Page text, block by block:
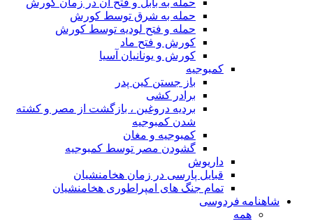
حمله به بابل و فتح آن در زمان کورش
حمله به شرق توسط کورش
حمله و فتح لودیه توسط کورش
کورش و فتح ماد
کورش و یونانیان آسیا
کمبوجیه
باز جستن کین پدر
برادر کشی
بردیه دروغین ، بازگشت از مصر و کشته
شدن کمبوجیه
کمبوجیه و مغان
گشودن مصر توسط کمبوجیه
داریوش
قبایل پارسی در زمان هخامنشیان
تمام جنگ های امپراطوری هخامنشیان
شاهنامه فردوسی
همه